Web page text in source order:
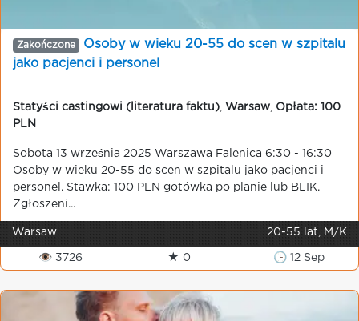
Zakończone
Osoby w wieku 20-55 do scen w szpitalu
jako pacjenci i personel
Statyści castingowi (literatura faktu) Warsaw
Opłata: 100
PLN
Sobota 13 września 2025 Warszawa Falenica 6:30 - 16:30
Osoby w wieku 20-55 do scen w szpitalu jako pacjenci i
personel. Stawka: 100 PLN gotówka po planie lub BLIK.
Zgłoszeni...
Warsaw 20-55 lat, M/K
👁 3726 ★ 0 🕒 12 Sep